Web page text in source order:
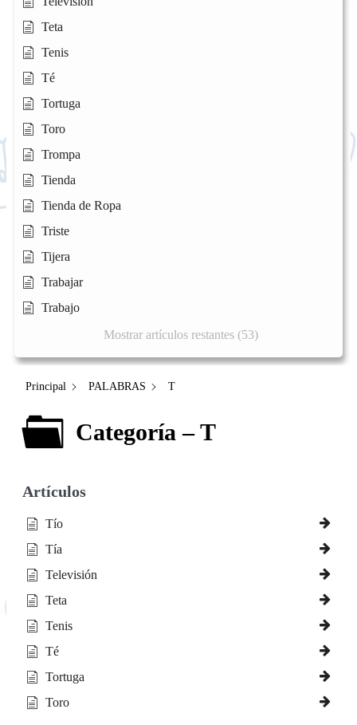
Teta
Tenis
Té
Tortuga
Toro
Trompa
Tienda
Tienda de Ropa
Triste
Tijera
Trabajar
Trabajo
Mostrar artículos restantes (53)
Principal PALABRAS T
Categoría – T
Artículos
Tío
Tía
Televisión
Teta
Tenis
Té
Tortuga
Toro